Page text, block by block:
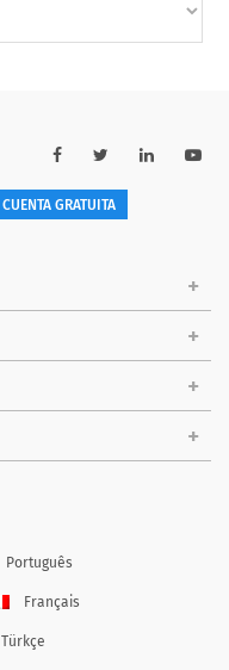
CUENTA GRATUITA
Português
Français
Türkçe